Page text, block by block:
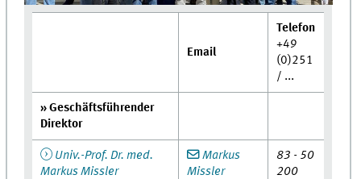
Email
Telefon
+49
(0)251
/ ...
» Geschäftsführender
Direktor
Univ.-Prof. Dr. med.
Markus Missler
Markus
Missler
83 - 50
200